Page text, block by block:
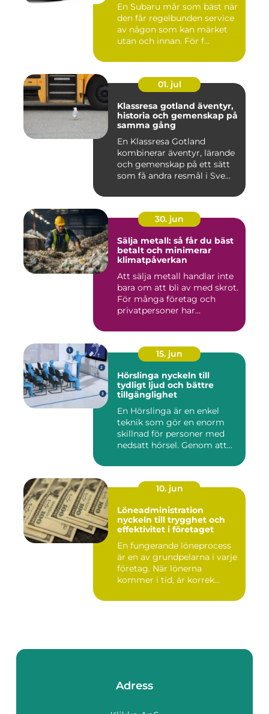
En Subaru mår som bäst när
den får regelbunden service
av någon som kan märket
utan och innan. För f...
01. jul
Klassresa gotland äventyr,
historia och gemenskap på
samma gång
En Klassresa Gotland
kombinerar äventyr, lärande
och gemenskap på ett sätt
som få andra resmål i Sve...
30. jun
Sälja metall: så får du bäst
betalt och minimerar
klimatpåverkan
Att sälja metall handlar inte
bara om att bli av med skrot.
För många företag och
privatpersoner har...
15. jun
Hörslinga nyckeln till
tydligt ljud och bättre
tillgänglighet
En Hörslinga är en enkel
teknik som gör en enorm
skillnad för personer med
nedsatt hörsel. Genom att...
10. jun
Löneadministration
nyckeln till trygghet och
effektivitet i företaget
En fungerande löneprocess
är en av grundpelarna i varje
företag. När lönerna
kommer i tid, är korrek...
Adress